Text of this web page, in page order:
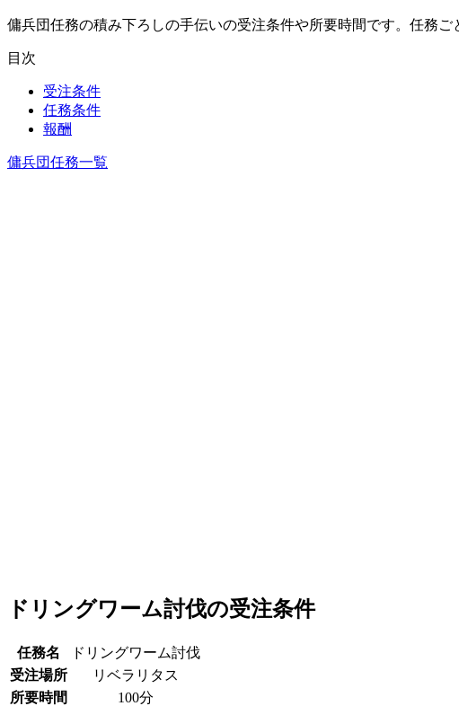
傭兵団任務の積み下ろしの手伝いの受注条件や所要時間です。任務ご
目次
受注条件
任務条件
報酬
傭兵団任務一覧
ドリングワーム討伐の受注条件
任務名
ドリングワーム討伐
受注場所
リベラリタス
所要時間
100分